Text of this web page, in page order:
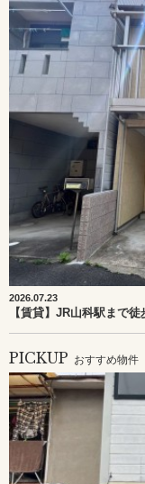
2026.07.23
【賃貸】JR山科駅まで
PICKUP おすすめ物件